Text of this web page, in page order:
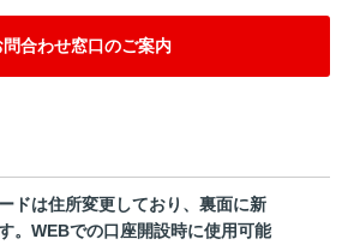
問合わせ窓口のご案内
ドは住所変更しており、裏面に新
。WEBでの口座開設時に使用可能